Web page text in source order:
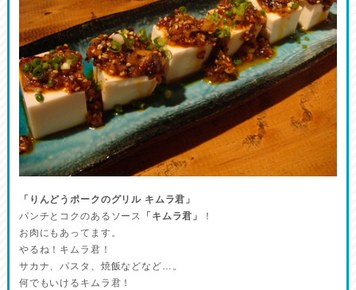
「りんどうポークのグリル キムラ君」
パンチとコクのあるソース
「キムラ君」
！
お肉にもあってます。
やるね！キムラ君！
サカナ、パスタ、焼飯などなど…。
何でもいけるキムラ君！